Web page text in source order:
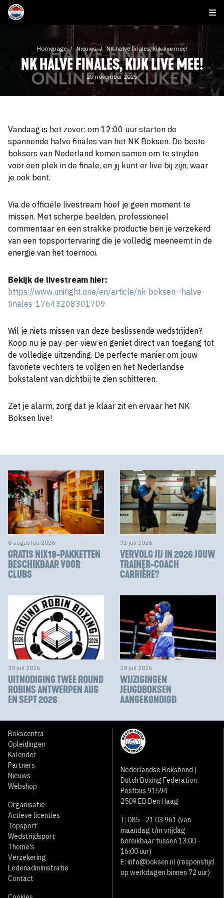
Homepage Nieuws NK halve finales, kijk live mee!
NK HALVE FINALES, KIJK LIVE MEE!
29 november 2025
Vandaag is het zover: om 12:00 uur starten de
spannende halve finales van het NK Boksen. De beste
boksers van Nederland komen samen om te strijden
voor een plek in de finale, en jij kunt er live bij zijn, waar
je ook bent.
Via de officiële livestream hoef je geen moment te
missen. Met scherpe beelden, professioneel
commentaar en een strakke productie ben je verzekerd
van een topsportervaring die je volledig meeneemt in de
energie van het toernooi.
Bekijk de livestream hier:
https://www.unifight.one/en/article/nk-boksen--halve-
finales-17643208301709
Wil je niets missen van deze beslissende wedstrijden?
Koop nu je pay-per-view en geniet direct van toegang tot
de volledige uitzending. De perfecte manier om jouw
favoriete vechters te volgen en het Nederlandse
bokstalent van dichtbij te zien schitteren.
Zet je alarm, zorg dat je klaar zit en ervaar het NK
Boksen live!
6 augustus 2026
GRATIS NIX18-PAKKETTEN
BESCHIKBAAR VOOR
CLUBS
31 juli 2026
VERVOLG JIJ IN 2026 JOUW
TRAINER-COACH
CARRIÈRE?
30 juli 2026
UITNODIGING TWEE ROUND
ROBINS ANTWERPEN AUG
EN SEPT 2026
28 juli 2026
WIJZIGINGEN
JEUGDBOKSEN
AANGEKONDIGD
Bokscentra
Opleidingen
Kalender
Partners
Nieuws
Webshop
Organisatie
Actieve licenties
Topsport
Wedstrijdsport
Thema's
Verzekering
Ledenadministratie
Contact
Nederlandse Boksbond |
Dutch Boxing Federation
Postbus 91594
2509 ED Den Haag
T: 085 - 21 03 961 (van
maandag t/m vrijdag
bereikbaar tussen 13:00 -
16:00 uur)
E: info@boksen.nl (responstijd
op werkdagen binnen 72 uur)